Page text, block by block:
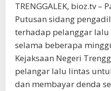
TRENGGALEK, bioz.tv –
Putusan sidang
terhadap pelanggar
selama beberapa
Kejaksaan Negeri
pelangar lalu lintas
dan membayar denda